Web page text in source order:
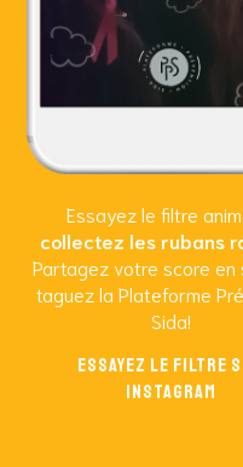
Essayez le filtre
collectez les rubans
Partagez votre score
taguez la Plateforme
Sida!
Essayez le filtre
instagram